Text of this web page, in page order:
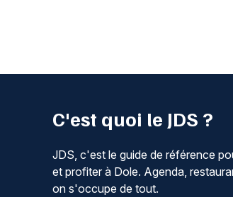
C'est quoi le JDS ?
JDS, c'est le guide de référence
et profiter à Dole. Agenda,
on s'occupe de tout.